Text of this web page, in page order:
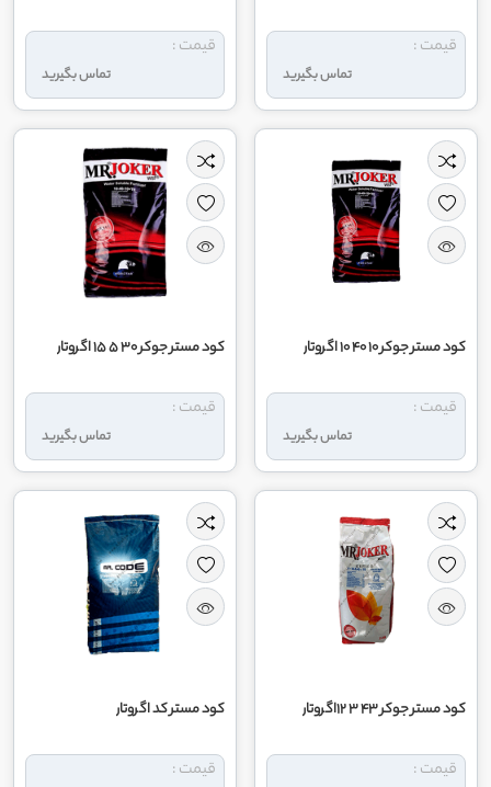
تماس بگیرید
قیمت :
تماس بگیرید
قیمت :
کود مستر جوکر 10 40 10 اگروتار
تماس بگیرید
قیمت :
کود مستر جوکر 30 5 15 اگروتار
تماس بگیرید
قیمت :
کود مستر جوکر 43 3 12اگروتار
قیمت :
کود مستر کد اگروتار
قیمت :